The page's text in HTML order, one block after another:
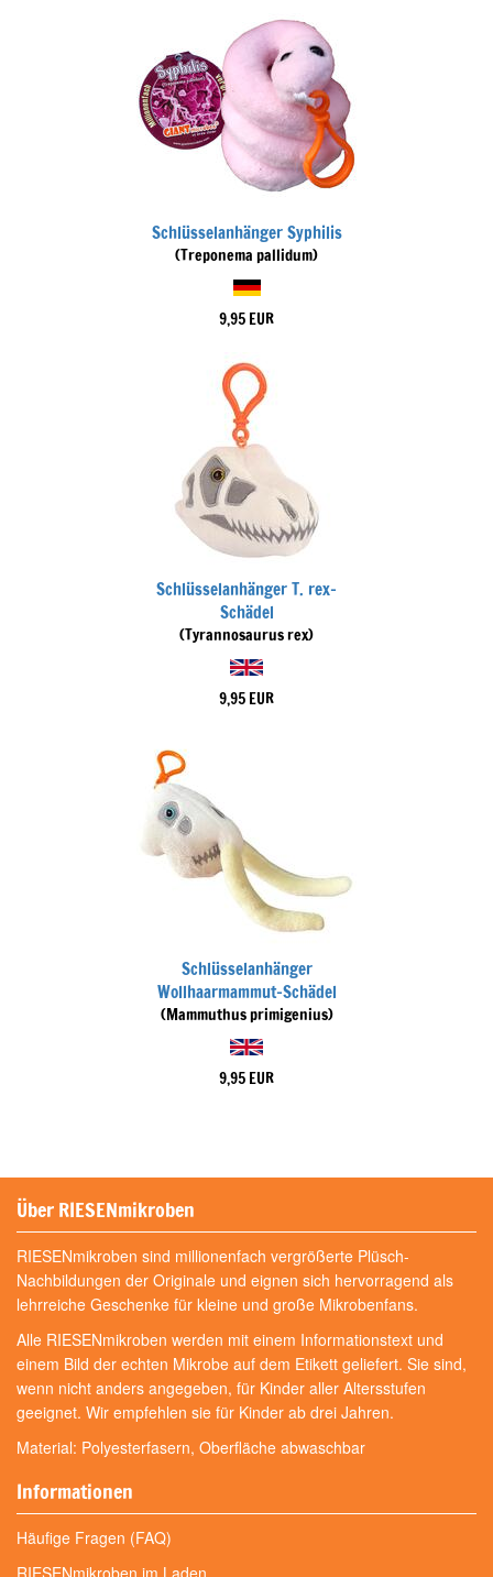
Schlüsselanhänger Syphilis
(Treponema pallidum)
9,95 EUR
Schlüsselanhänger T. rex-
Schädel
(Tyrannosaurus rex)
9,95 EUR
Schlüsselanhänger
Wollhaarmammut-Schädel
(Mammuthus primigenius)
9,95 EUR
Über RIESENmikroben
RIESENmikroben sind millionenfach vergrößerte Plüsch-
Nachbildungen der Originale und eignen sich hervorragend als
lehrreiche Geschenke für kleine und große Mikrobenfans.
Alle RIESENmikroben werden mit einem Informationstext und
einem Bild der echten Mikrobe auf dem Etikett geliefert. Sie sind,
wenn nicht anders angegeben, für Kinder aller Altersstufen
geeignet. Wir empfehlen sie für Kinder ab drei Jahren.
Material: Polyesterfasern, Oberfläche abwaschbar
Informationen
Häufige Fragen (FAQ)
RIESENmikroben im Laden